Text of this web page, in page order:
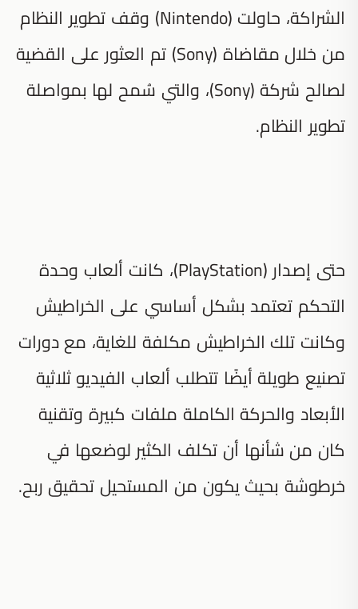
الشراكة، حاولت (Nintendo) وقف تطوير النظام
من خلال مقاضاة (Sony) تم العثور على القضية
لصالح شركة (Sony)، والتي سُمح لها بمواصلة
تطوير النظام.
حتى إصدار (PlayStation)، كانت ألعاب وحدة
التحكم تعتمد بشكل أساسي على الخراطيش
وكانت تلك الخراطيش مكلفة للغاية، مع دورات
تصنيع طويلة أيضًا تتطلب ألعاب الفيديو ثلاثية
الأبعاد والحركة الكاملة ملفات كبيرة وتقنية
كان من شأنها أن تكلف الكثير لوضعها في
خرطوشة بحيث يكون من المستحيل تحقيق ربح.